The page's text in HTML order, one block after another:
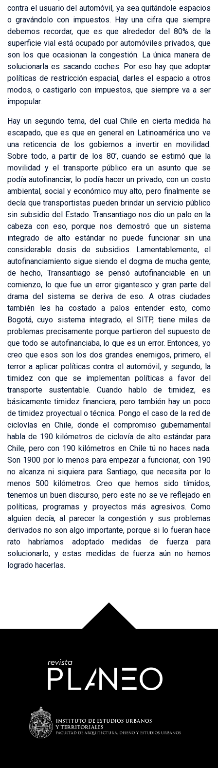
contra el usuario del automóvil, ya sea quitándole espacios
o gravándolo con impuestos. Hay una cifra que siempre
debemos recordar, que es que alrededor del 80% de la
superficie vial está ocupado por automóviles privados, que
son los que ocasionan la congestión. La única manera de
solucionarla es sacando coches. Por eso hay que adoptar
políticas de restricción espacial, darles el espacio a otros
modos, o castigarlo con impuestos, que siempre va a ser
impopular.
Hay un segundo tema, del cual Chile en cierta medida ha
escapado, que es que en general en Latinoamérica uno ve
una reticencia de los gobiernos a invertir en movilidad.
Sobre todo, a partir de los 80’, cuando se estimó que la
movilidad y el transporte público era un asunto que se
podía autofinanciar, lo podía hacer un privado, con un costo
ambiental, social y económico muy alto, pero finalmente se
decía que transportistas pueden brindar un servicio público
sin subsidio del Estado. Transantiago nos dio un palo en la
cabeza con eso, porque nos demostró que un sistema
integrado de alto estándar no puede funcionar sin una
considerable dosis de subsidios. Lamentablemente, el
autofinanciamiento sigue siendo el dogma de mucha gente;
de hecho, Transantiago se pensó autofinanciable en un
comienzo, lo que fue un error gigantesco y gran parte del
drama del sistema se deriva de eso. A otras ciudades
también les ha costado a palos entender esto, como
Bogotá, cuyo sistema integrado, el SITP, tiene miles de
problemas precisamente porque partieron del supuesto de
que todo se autofinanciaba, lo que es un error. Entonces, yo
creo que esos son los dos grandes enemigos, primero, el
terror a aplicar políticas contra el automóvil, y segundo, la
timidez con que se implementan políticas a favor del
transporte sustentable. Cuando hablo de timidez, es
básicamente timidez financiera, pero también hay un poco
de timidez proyectual o técnica. Pongo el caso de la red de
ciclovías en Chile, donde el compromiso gubernamental
habla de 190 kilómetros de ciclovía de alto estándar para
Chile, pero con 190 kilómetros en Chile tú no haces nada.
Son 1900 por lo menos para empezar a funcionar, con 190
no alcanza ni siquiera para Santiago, que necesita por lo
menos 500 kilómetros. Creo que hemos sido tímidos,
tenemos un buen discurso, pero este no se ve reflejado en
políticas, programas y proyectos más agresivos. Como
alguien decía, al parecer la congestión y sus problemas
derivados no son algo importante, porque si lo fueran hace
rato habríamos adoptado medidas de fuerza para
solucionarlo, y estas medidas de fuerza aún no hemos
logrado hacerlas.